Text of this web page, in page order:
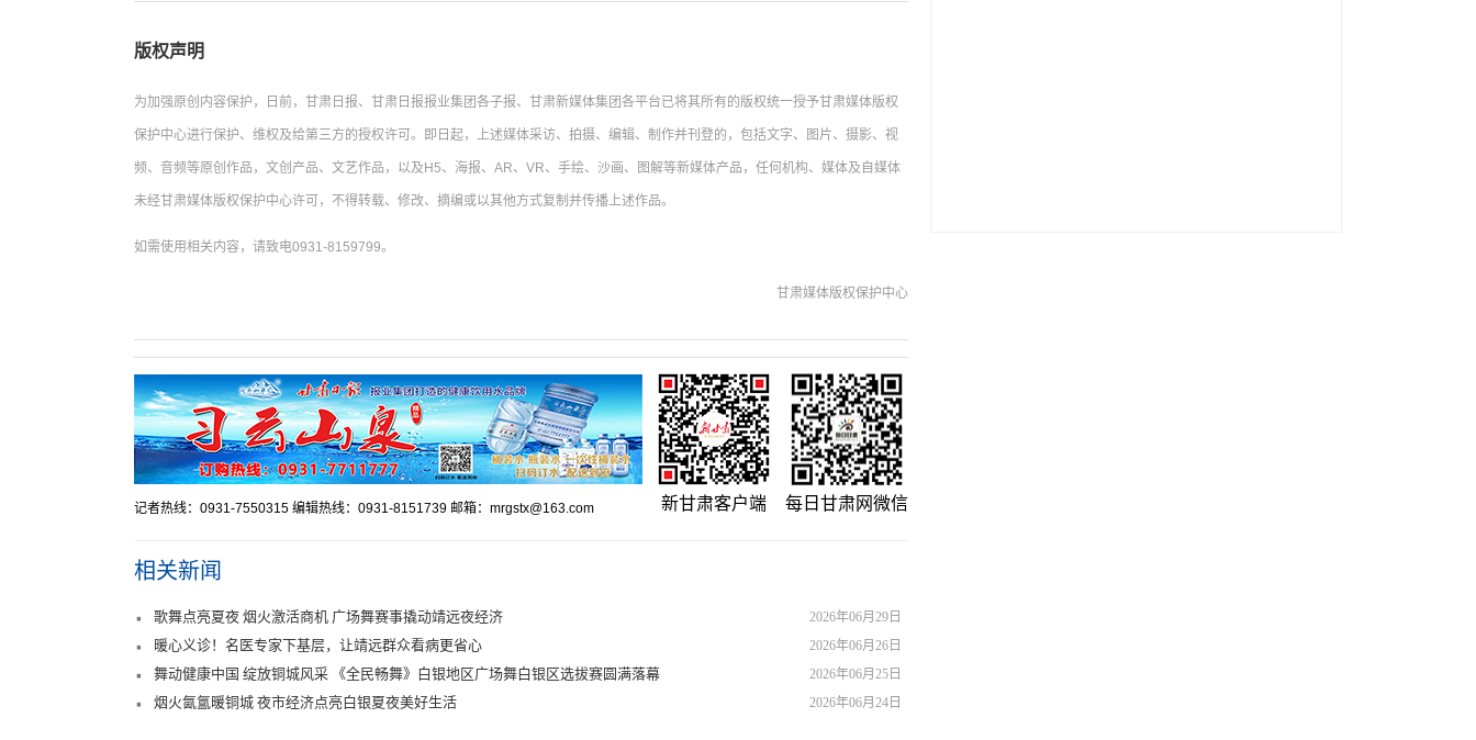
版权声明
为加强原创内容保护，日前，甘肃日报、甘肃日报报业集团各子报、甘肃新媒体集团各平台已将其所有的版权统一授予甘肃媒体版权
保护中心进行保护、维权及给第三方的授权许可。即日起，上述媒体采访、拍摄、编辑、制作并刊登的，包括文字、图片、摄影、视
频、音频等原创作品，文创产品、文艺作品，以及H5、海报、AR、VR、手绘、沙画、图解等新媒体产品，任何机构、媒体及自媒体
未经甘肃媒体版权保护中心许可，不得转载、修改、摘编或以其他方式复制并传播上述作品。
如需使用相关内容，请致电0931-8159799。
甘肃媒体版权保护中心
记者热线：0931-7550315 编辑热线：0931-8151739 邮箱：mrgstx@163.com 新甘肃客户端 每日甘肃网微信
相关新闻
2026年06月29日
歌舞点亮夏夜 烟火激活商机 广场舞赛事撬动靖远夜经济
2026年06月26日
暖心义诊！名医专家下基层，让靖远群众看病更省心
2026年06月25日
舞动健康中国 绽放铜城风采 《全民畅舞》白银地区广场舞白银区选拔赛圆满落幕
2026年06月24日
烟火氤氲暖铜城 夜市经济点亮白银夏夜美好生活